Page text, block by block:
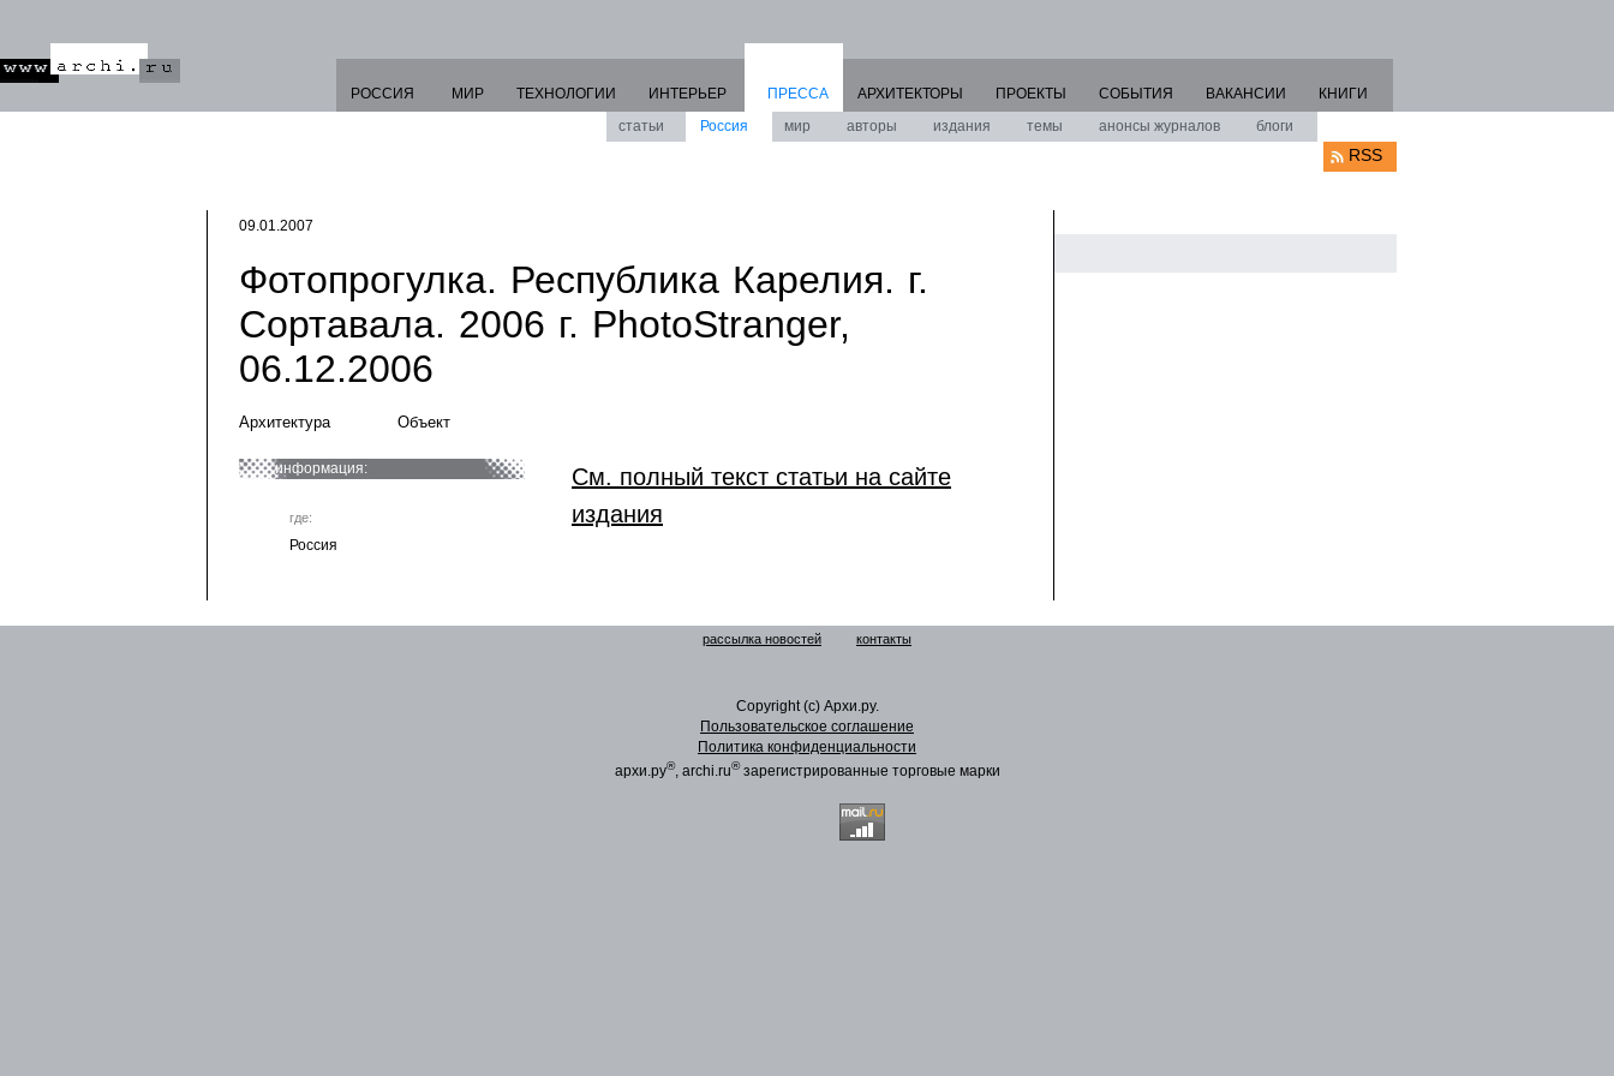
РОССИЯ МИР ТЕХНОЛОГИИ ИНТЕРЬЕР
ПРЕССА
статьи
Россия мир авторы издания темы анонсы журналов блоги
АРХИТЕКТОРЫ ПРОЕКТЫ СОБЫТИЯ ВАКАНСИИ КНИГИ
RSS
09.01.2007
Фотопрогулка. Республика Карелия. г.
Сортавала. 2006 г. PhotoStranger,
06.12.2006
Архитектура Объект
информация:
где:
Россия
См. полный текст статьи на сайте
издания
рассылка новостей контакты
Copyright (c) Архи.ру.
Пользовательское соглашение
Политика конфиденциальности
архи.ру®, archi.ru®зарегистрированные торговые марки